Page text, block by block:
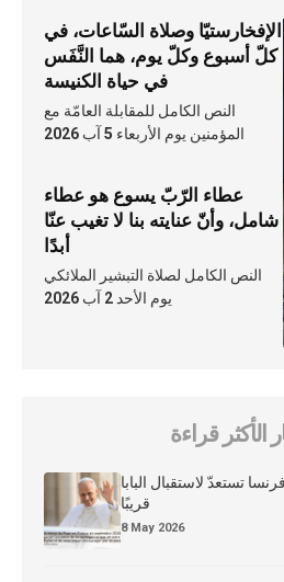
الإفخارستيّا وصلاة السّاعات، في
كلّ أسبوع وكلّ يوم، هما النَّفَس
في حياة الكنيسة
النص الكامل للمقابلة العامّة مع
المؤمنين يوم الأربعاء 5 آب 2026
عطاء الرّبّ يسوع هو عطاء
شامل، وأنّ عنايته بنا لا تغيب عنّا
أبدًا
النص الكامل لصلاة التبشير الملائكي
يوم الأحد 2 آب 2026
الأكثر قراءة
تستعدّ لاستقبال البابا
قريبًا
8 May 2026